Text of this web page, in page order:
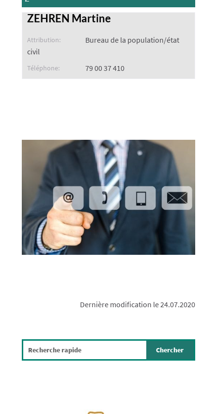
ZEHREN Martine
Attribution:
Bureau de la population/état
civil
Téléphone: 79 00 37 410
Dernière modification le 24.07.2020